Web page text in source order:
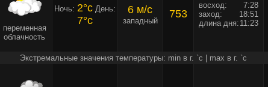
переменная
облачность
Ночь: 2°cДень:
7°c
6 м/c
западный
753
восход:
7:28
заход:
18:51
длина дня: 11:23
Экстремальные значения температуры: min в г. `c | max в г. `c